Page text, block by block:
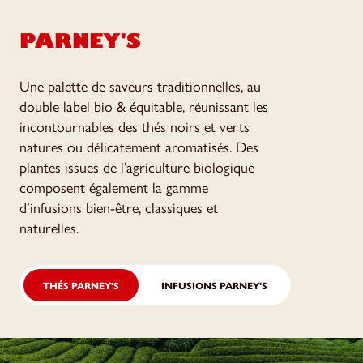
PARNEY'S
Une palette de saveurs traditionnelles, au
double label bio & équitable, réunissant les
incontournables des thés noirs et verts
natures ou délicatement aromatisés. Des
plantes issues de l’agriculture biologique
composent également la gamme
d’infusions bien-être, classiques et
naturelles.
THÉS PARNEY'S INFUSIONS PARNEY'S